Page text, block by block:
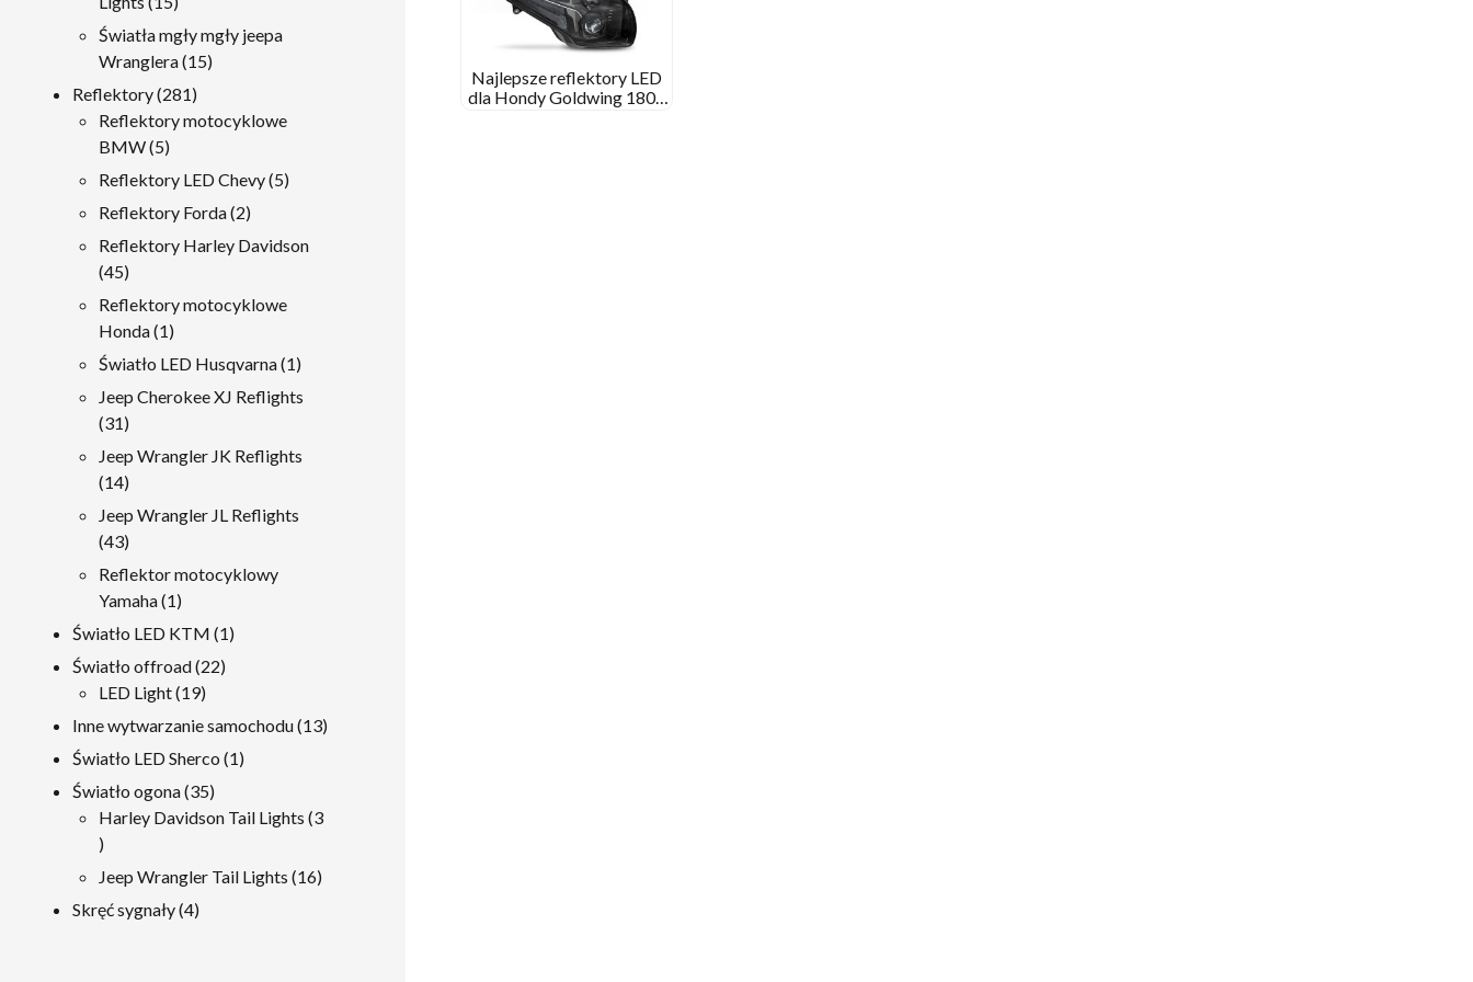
Najlepsze reflektory LED
dla Hondy Goldwing 1800
produkty
Światła mgły mgły jeepa
Wranglera 1515
Reflektory 281281
produkty
Reflektory motocyklowe
BMW 55
produkty
Reflektory LED Chevy 55
Reflektory Forda 22
produkty
Reflektory Harley Davidson
4545
produkty
Reflektory motocyklowe
Honda 11
produkt
Światło LED Husqvarna 11
Jeep Cherokee XJ Reflights
3131
produkty
Jeep Wrangler JK Reflights
1414
produkty
Jeep Wrangler JL Reflights
4343
produkty
Reflektor motocyklowy
Yamaha 11
produkt
Światło LED KTM 11
Światło offroad 2222
LED Light 1919
produkty
Inne wytwarzanie samochodu 1313
Światło LED Sherco 11
Światło ogona 3535
produkty
Harley Davidson Tail Lights 3
3
produkty
Jeep Wrangler Tail Lights 1616
Skręć sygnały 44